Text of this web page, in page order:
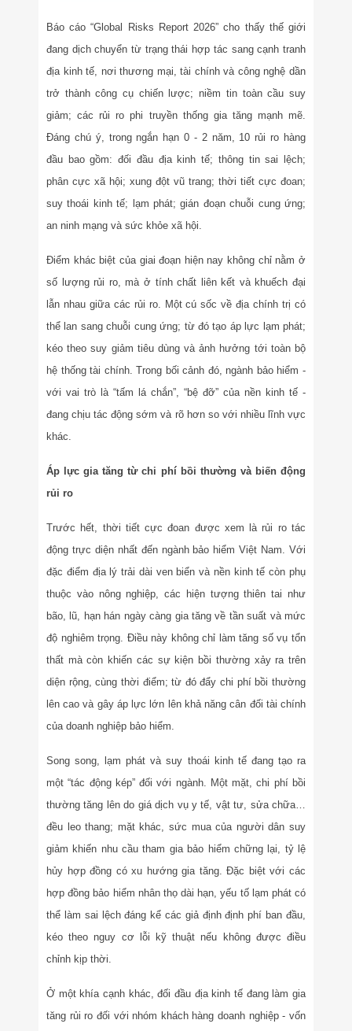
Báo cáo “Global Risks Report 2026” cho thấy thế giới
đang dịch chuyển từ trạng thái hợp tác sang cạnh tranh
địa kinh tế, nơi thương mại, tài chính và công nghệ dần
trở thành công cụ chiến lược; niềm tin toàn cầu suy
giảm; các rủi ro phi truyền thống gia tăng mạnh mẽ.
Đáng chú ý, trong ngắn hạn 0 - 2 năm, 10 rủi ro hàng
đầu bao gồm: đối đầu địa kinh tế; thông tin sai lệch;
phân cực xã hội; xung đột vũ trang; thời tiết cực đoan;
suy thoái kinh tế; lạm phát; gián đoạn chuỗi cung ứng;
an ninh mạng và sức khỏe xã hội.
Điểm khác biệt của giai đoạn hiện nay không chỉ nằm ở
số lượng rủi ro, mà ở tính chất liên kết và khuếch đại
lẫn nhau giữa các rủi ro. Một cú sốc về địa chính trị có
thể lan sang chuỗi cung ứng; từ đó tạo áp lực lạm phát;
kéo theo suy giảm tiêu dùng và ảnh hưởng tới toàn bộ
hệ thống tài chính. Trong bối cảnh đó, ngành bảo hiểm -
với vai trò là “tấm lá chắn”, “bệ đỡ” của nền kinh tế -
đang chịu tác động sớm và rõ hơn so với nhiều lĩnh vực
khác.
Áp lực gia tăng từ chi phí bồi thường và biến động
rủi ro
Trước hết, thời tiết cực đoan được xem là rủi ro tác
động trực diện nhất đến ngành bảo hiểm Việt Nam. Với
đặc điểm địa lý trải dài ven biển và nền kinh tế còn phụ
thuộc vào nông nghiệp, các hiện tượng thiên tai như
bão, lũ, hạn hán ngày càng gia tăng về tần suất và mức
độ nghiêm trọng. Điều này không chỉ làm tăng số vụ tổn
thất mà còn khiến các sự kiện bồi thường xảy ra trên
diện rộng, cùng thời điểm; từ đó đẩy chi phí bồi thường
lên cao và gây áp lực lớn lên khả năng cân đối tài chính
của doanh nghiệp bảo hiểm.
Song song, lạm phát và suy thoái kinh tế đang tạo ra
một “tác động kép” đối với ngành. Một mặt, chi phí bồi
thường tăng lên do giá dịch vụ y tế, vật tư, sửa chữa…
đều leo thang; mặt khác, sức mua của người dân suy
giảm khiến nhu cầu tham gia bảo hiểm chững lại, tỷ lệ
hủy hợp đồng có xu hướng gia tăng. Đặc biệt với các
hợp đồng bảo hiểm nhân thọ dài hạn, yếu tố lạm phát có
thể làm sai lệch đáng kể các giả định định phí ban đầu,
kéo theo nguy cơ lỗi kỹ thuật nếu không được điều
chỉnh kịp thời.
Ở một khía cạnh khác, đối đầu địa kinh tế đang làm gia
tăng rủi ro đối với nhóm khách hàng doanh nghiệp - vốn